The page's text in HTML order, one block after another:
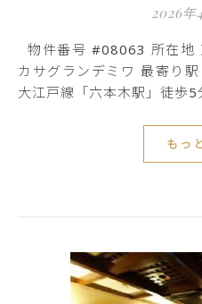
2026年
物件番号 #08063 所在地 東京都港区六本木7-5-11
カサグランデミワ 最寄り
大江戸線「六本木駅」徒歩
もっ